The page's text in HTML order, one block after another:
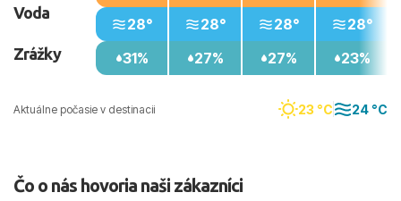
Aktuálne počasie v destinacii 23 °C 24 °C
Voda
Zrážky
28°
31%
28°
27%
28°
27%
28°
23%
Čo o nás hovoria naši zákazníci